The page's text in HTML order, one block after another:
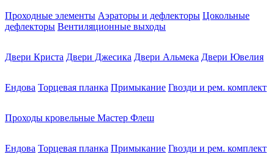
Проходные элементы Аэраторы и дефлекторы Цокольные
дефлекторы Вентиляционные выходы
Двери Криста Двери Джесика Двери Альмека Двери Ювелия
Ендова Торцевая планка Примыкание Гвозди и рем. комплект
Проходы кровельные Мастер Флеш
Ендова Торцевая планка Примыкание Гвозди и рем. комплект